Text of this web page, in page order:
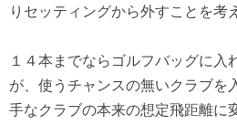
りセッティングから外すことを考
１４本までならゴルフバッグに入
が、使うチャンスの無いクラブを
手なクラブの本来の想定飛距離に